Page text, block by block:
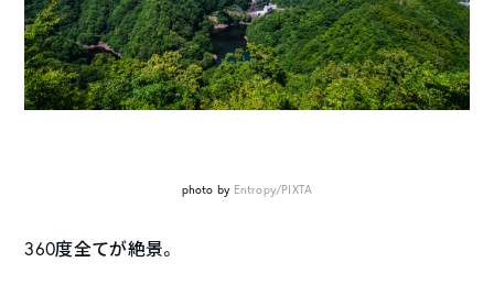
photo by Entropy/PIXTA
360度全てが絶景。